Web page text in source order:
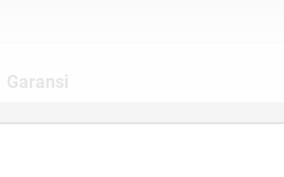
Garansi